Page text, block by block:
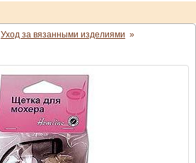
Уход за вязанными изделиями »